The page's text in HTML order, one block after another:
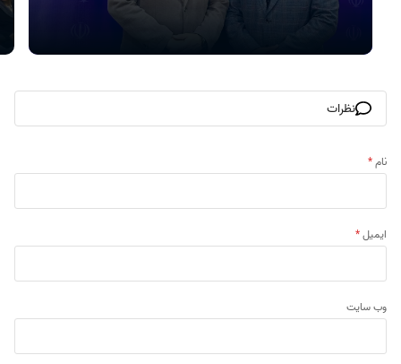
نظرات
نام*
ایمیل*
وب‌ سایت